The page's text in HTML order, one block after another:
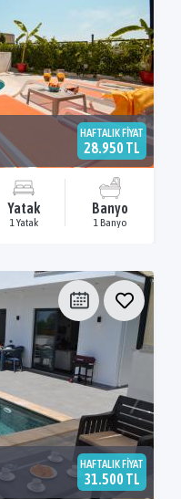
HAFTALIK FİYAT
28.950 TL
Yatak
1 Yatak
Banyo
1 Banyo
HAFTALIK FİYAT
31.500 TL